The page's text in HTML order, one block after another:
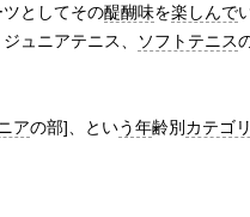
としてその醍醐味を楽しんで
ュニアテニス、 ソフトテニス
アの部]、という年齢別 カテゴ